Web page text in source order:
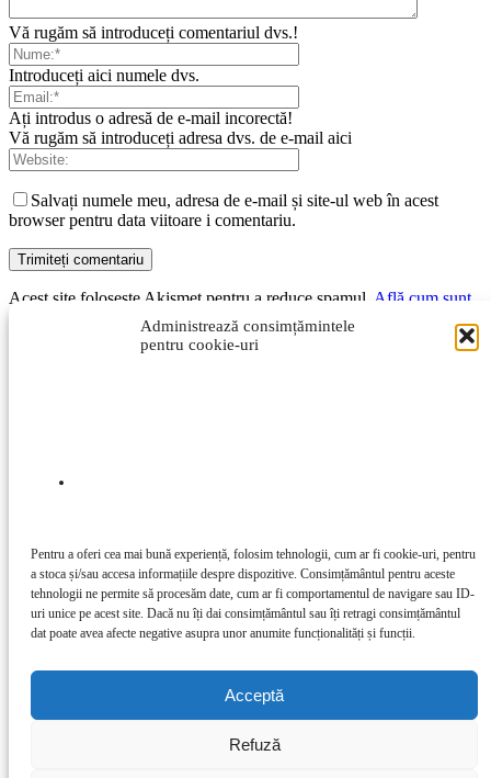
Administrează consimțămintele
pentru cookie-uri
Pentru a oferi cea mai bună experiență, folosim tehnologii, cum ar fi cookie-uri, pentru
a stoca și/sau accesa informațiile despre dispozitive. Consimțământul pentru aceste
tehnologii ne permite să procesăm date, cum ar fi comportamentul de navigare sau ID-
uri unice pe acest site. Dacă nu îți dai consimțământul sau îți retragi consimțământul
dat poate avea afecte negative asupra unor anumite funcționalități și funcții.
Acceptă
Refuză
Vă rugăm să introduceți comentariul dvs.!
Introduceți aici numele dvs.
Ați introdus o adresă de e-mail incorectă!
Vă rugăm să introduceți adresa dvs. de e-mail aici
Salvați numele meu, adresa de e-mail și site-ul web în acest
browser pentru data viitoare i comentariu.
Acest site folosește Akismet pentru a reduce spamul. Află cum sunt
procesate datele comentariilor tale
Contactați-ne: